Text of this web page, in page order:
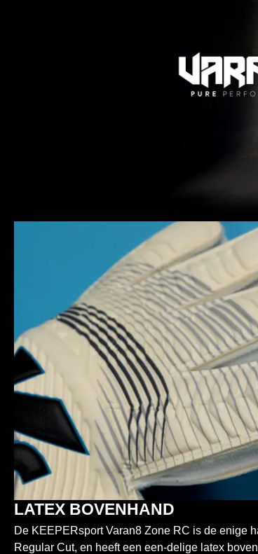
LATEX BOVENHAND
De KEEPERsport Varan8 Zone RC is de enige
Regular Cut, en heeft een een-delige latex